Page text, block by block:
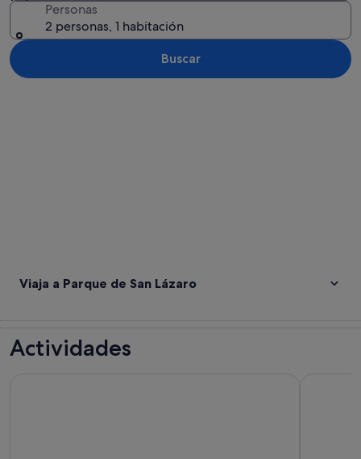
Personas
2 personas, 1 habitación
Buscar
Viaja a Parque de San Lázaro
Actividades